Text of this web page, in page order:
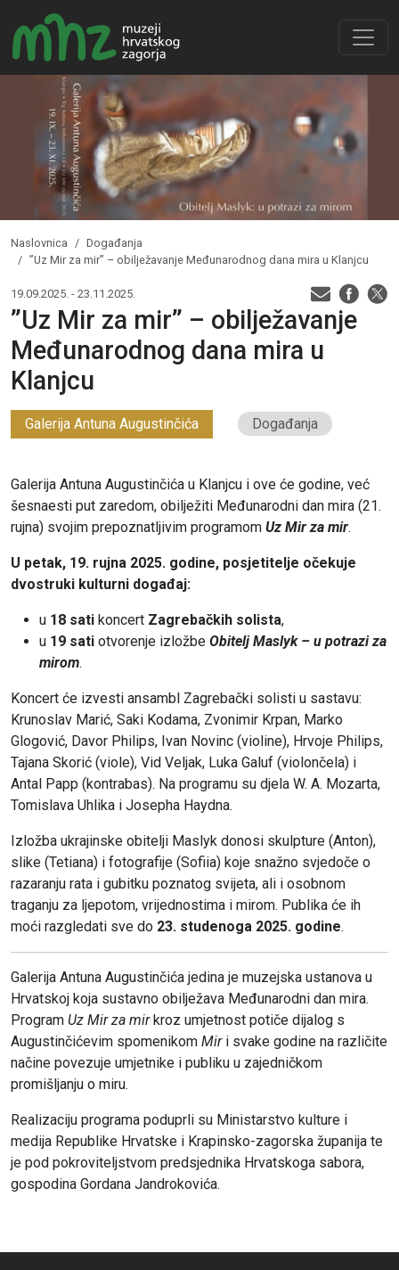
Naslovnica
Događanja
”Uz Mir za mir” – obilježavanje Međunarodnog dana mira u Klanjcu
19.09.2025. - 23.11.2025.
”Uz Mir za mir” – obilježavanje
Međunarodnog dana mira u
Klanjcu
Galerija Antuna Augustinčića Događanja
Galerija Antuna Augustinčića u Klanjcu i ove će godine, već
šesnaesti put zaredom, obilježiti Međunarodni dan mira (21.
rujna) svojim prepoznatljivim programom Uz Mir za mir.
U petak, 19. rujna 2025. godine, posjetitelje očekuje
dvostruki kulturni događaj:
u 18 sati koncert Zagrebačkih solista,
u 19 sati otvorenje izložbe Obitelj Maslyk – u potrazi za
mirom.
Koncert će izvesti ansambl Zagrebački solisti u sastavu:
Krunoslav Marić, Saki Kodama, Zvonimir Krpan, Marko
Glogović, Davor Philips, Ivan Novinc (violine), Hrvoje Philips,
Tajana Skorić (viole), Vid Veljak, Luka Galuf (violončela) i
Antal Papp (kontrabas). Na programu su djela W. A. Mozarta,
Tomislava Uhlika i Josepha Haydna.
Izložba ukrajinske obitelji Maslyk donosi skulpture (Anton),
slike (Tetiana) i fotografije (Sofiia) koje snažno svjedoče o
razaranju rata i gubitku poznatog svijeta, ali i osobnom
traganju za ljepotom, vrijednostima i mirom. Publika će ih
moći razgledati sve do 23. studenoga 2025. godine.
Galerija Antuna Augustinčića jedina je muzejska ustanova u
Hrvatskoj koja sustavno obilježava Međunarodni dan mira.
Program Uz Mir za mirkroz umjetnost potiče dijalog s
Augustinčićevim spomenikom Miri svake godine na različite
načine povezuje umjetnike i publiku u zajedničkom
promišljanju o miru.
Realizaciju programa poduprli su Ministarstvo kulture i
medija Republike Hrvatske i Krapinsko-zagorska županija te
je pod pokroviteljstvom predsjednika Hrvatskoga sabora,
gospodina Gordana Jandrokovića.